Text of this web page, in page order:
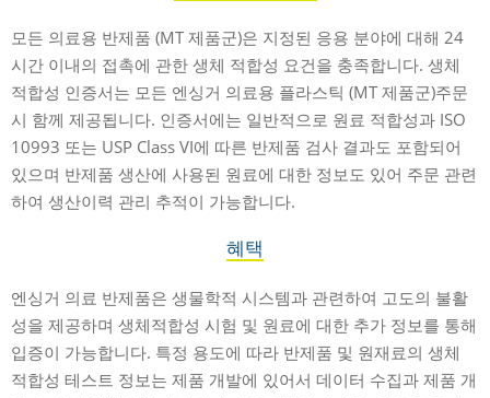
모든 의료용 반제품 (MT 제품군)은 지정된 응용 분야에 대해 24
시간 이내의 접촉에 관한 생체 적합성 요건을 충족합니다. 생체
적합성 인증서는 모든 엔싱거 의료용 플라스틱 (MT 제품군)주문
시 함께 제공됩니다. 인증서에는 일반적으로 원료 적합성과 ISO
10993 또는 USP Class VI에 따른 반제품 검사 결과도 포함되어
있으며 반제품 생산에 사용된 원료에 대한 정보도 있어 주문 관련
하여 생산이력 관리 추적이 가능합니다.
혜택
엔싱거 의료 반제품은 생물학적 시스템과 관련하여 고도의 불활
성을 제공하며 생체적합성 시험 및 원료에 대한 추가 정보를 통해
입증이 가능합니다. 특정 용도에 따라 반제품 및 원재료의 생체
적합성 테스트 정보는 제품 개발에 있어서 데이터 수집과 제품 개